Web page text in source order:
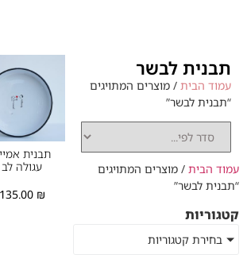
תבנית אמייל
עגולה לב
135.00₪
עמוד הבית/ מוצרים המתויגים
“תבנית לבשר”
קטגוריות
בחירת קטגוריות
עמוד הבית/ מוצרים המתויגים
“תבנית לבשר”
תבנית לבשר